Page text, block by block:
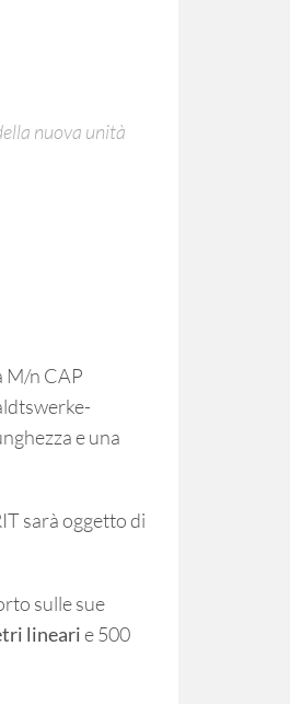
nuova unità
M/n CAP
e una
sarà oggetto di
sulle sue
linearie 500